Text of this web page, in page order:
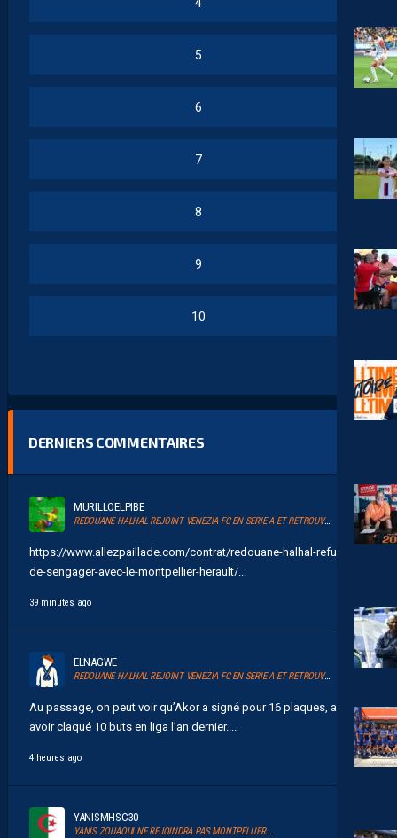
5
6
7
8
9
10
DERNIERS COMMENTAIRES
MURILLOELPIBE
REDOUANE HALHAL REJOINT VENEZIA FC EN SERIE A ET RETROUVERA AKOR ADAMS
https://www.allezpaillade.com/contrat/redouane-halhal-refuse-
de-sengager-avec-le-montpellier-herault/...
39 minutes ago
ELNAGWE
REDOUANE HALHAL REJOINT VENEZIA FC EN SERIE A ET RETROUVERA AKOR ADAMS
Au passage, on peut voir qu’Akor a signé pour 16 plaques, après
avoir claqué 10 buts en liga l’an dernier....
4 heures ago
YANISMHSC30
YANIS ZOUAOUI NE REJOINDRA PAS MONTPELLIER…